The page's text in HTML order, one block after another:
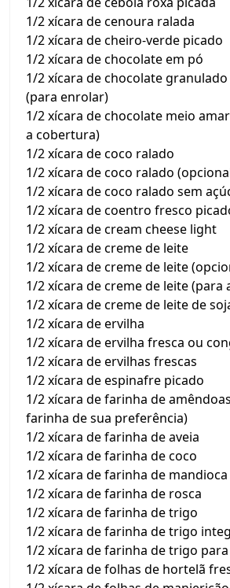
1/2 xícara de cenoura ralada
1/2 xícara de cheiro-verde picado
1/2 xícara de chocolate em pó
1/2 xícara de chocolate
(para enrolar)
1/2 xícara de chocolate meio
a cobertura)
1/2 xícara de coco ralado
1/2 xícara de coco ralado
1/2 xícara de coco ralado sem
1/2 xícara de coentro fresco
1/2 xícara de cream cheese light
1/2 xícara de creme de leite
1/2 xícara de creme de leite
1/2 xícara de creme de leite (para
1/2 xícara de creme de leite de
1/2 xícara de ervilha
1/2 xícara de ervilha fresca ou
1/2 xícara de ervilhas frescas
1/2 xícara de espinafre picado
1/2 xícara de farinha de
farinha de sua preferência)
1/2 xícara de farinha de aveia
1/2 xícara de farinha de coco
1/2 xícara de farinha de mandioca
1/2 xícara de farinha de rosca
1/2 xícara de farinha de trigo
1/2 xícara de farinha de trigo
1/2 xícara de farinha de trigo
1/2 xícara de folhas de hortelã